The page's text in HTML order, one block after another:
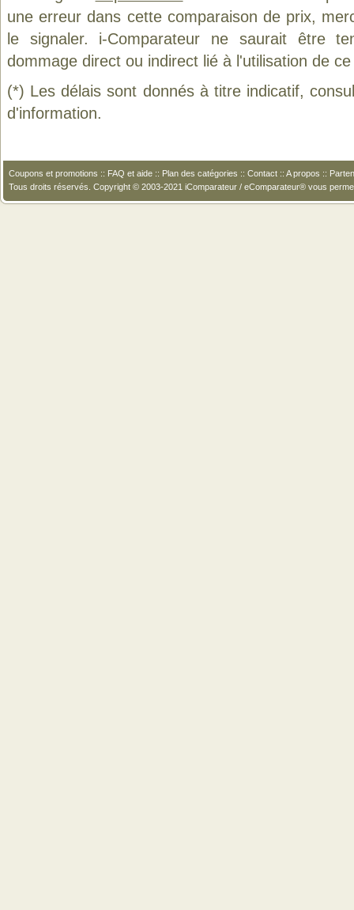
une erreur dans cette comparaison de prix,
le signaler. i-Comparateur ne saurait être
dommage direct ou indirect lié à l'utilisation de
(*) Les délais sont donnés à titre indicatif,
d'information.
Coupons et promotions :: FAQ et aide :: Plan des catégories :: Contact :: A propos ::
Tous droits réservés. Copyright © 2003-2021 iComparateur / eComparateur® vous